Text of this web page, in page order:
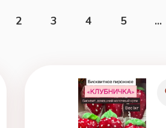
2 3 4 5 ...